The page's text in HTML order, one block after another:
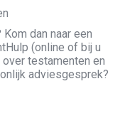
dan naar een
(online of bij u
testamenten en
adviesgesprek?